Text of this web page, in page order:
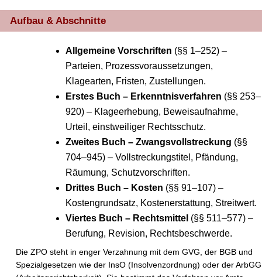
Aufbau & Abschnitte
Allgemeine Vorschriften (§§ 1–252) –
Parteien, Prozessvoraussetzungen,
Klagearten, Fristen, Zustellungen.
Erstes Buch – Erkenntnisverfahren (§§ 253–
920) – Klageerhebung, Beweisaufnahme,
Urteil, einstweiliger Rechtsschutz.
Zweites Buch – Zwangsvollstreckung (§§
704–945) – Vollstreckungstitel, Pfändung,
Räumung, Schutzvorschriften.
Drittes Buch – Kosten (§§ 91–107) –
Kostengrundsatz, Kostenerstattung, Streitwert.
Viertes Buch – Rechtsmittel (§§ 511–577) –
Berufung, Revision, Rechtsbeschwerde.
Die ZPO steht in enger Verzahnung mit dem GVG, der BGB und
Spezialgesetzen wie der InsO (Insolvenzordnung) oder der ArbGG